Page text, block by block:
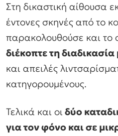
Στη δικαστική αίθουσα
έντονες σκηνές από το
παρακολουθούσε και το
διέκοπτε τη
και απειλές
κατηγορουμένους.
Τελικά και οιδύο
για τον φόνο και σε